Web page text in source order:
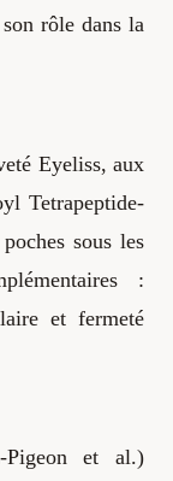
rôle dans la
Eyeliss, aux
Tetrapeptide-
sous les
:
et fermeté
Pigeon et al.)